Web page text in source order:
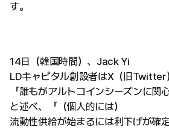
す。
14日（韓国時間）、Jack Yi
LDキャピタル創設者はX（旧Twitter
「誰もがアルトコインシーズンに関
と述べ、「（個人的には）
流動性供給が始まるには利下げが確